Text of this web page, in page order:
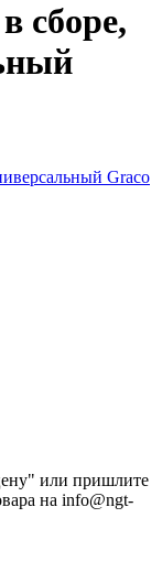
сборе,
или пришлите
на info@ngt-